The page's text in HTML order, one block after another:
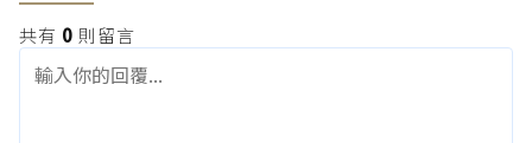
共有 0 則留言